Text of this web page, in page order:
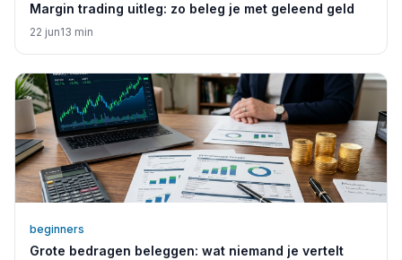
Margin trading uitleg: zo beleg je met geleend geld
22 jun13 min
beginners
Grote bedragen beleggen: wat niemand je vertelt